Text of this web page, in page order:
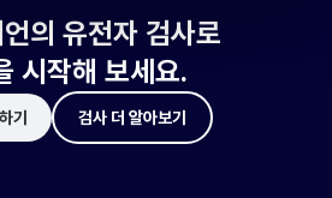
의 유전자 검사로
시작해 보세요.
기 검사 더 알아보기